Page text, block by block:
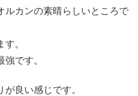
ルカンの素晴らしいところで
。
です。
良い感じです。